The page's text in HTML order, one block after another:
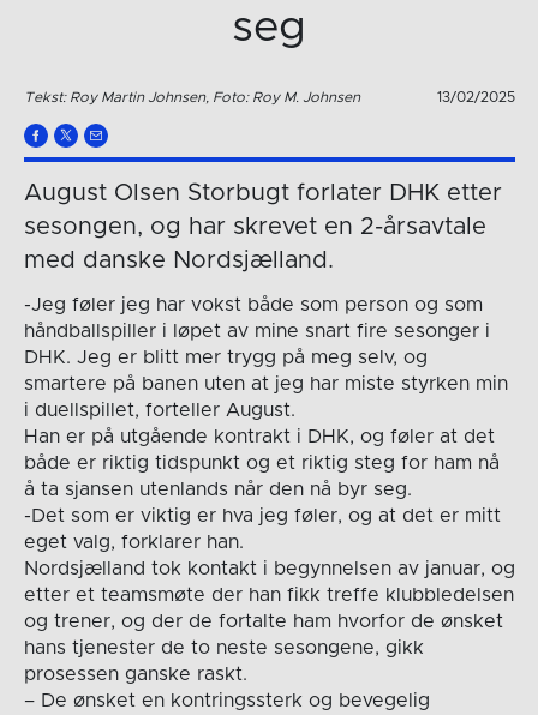
seg
Tekst: Roy Martin Johnsen, Foto: Roy M. Johnsen 13/02/2025
August Olsen Storbugt forlater DHK etter
sesongen, og har skrevet en 2-årsavtale
med danske Nordsjælland.
-Jeg føler jeg har vokst både som person og som
håndballspiller i løpet av mine snart fire sesonger i
DHK. Jeg er blitt mer trygg på meg selv, og
smartere på banen uten at jeg har miste styrken min
i duellspillet, forteller August.
Han er på utgående kontrakt i DHK, og føler at det
både er riktig tidspunkt og et riktig steg for ham nå
å ta sjansen utenlands når den nå byr seg.
-Det som er viktig er hva jeg føler, og at det er mitt
eget valg, forklarer han.
Nordsjælland tok kontakt i begynnelsen av januar, og
etter et teamsmøte der han fikk treffe klubbledelsen
og trener, og der de fortalte ham hvorfor de ønsket
hans tjenester de to neste sesongene, gikk
prosessen ganske raskt.
– De ønsket en kontringssterk og bevegelig